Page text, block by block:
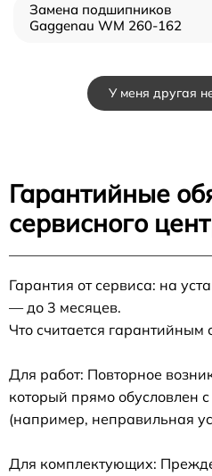
Замена подшипников
Gaggenau WM 260-162
У меня другая
Гарантийные
сервисного
Гарантия от сервиса: на
— до 3 месяцев.
Что считается гарантийным
Для работ: Повторное
который прямо обусловлен
(например, неправильная
Для комплектующих: